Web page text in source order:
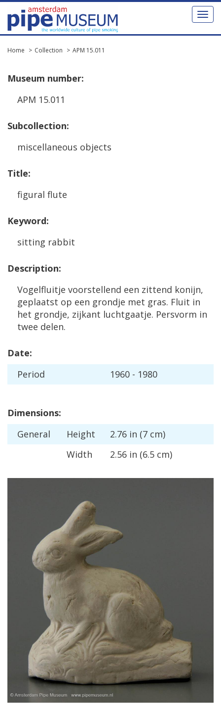
Toggle
Home Collection APM 15.011
Museum number:
APM 15.011
Subcollection:
miscellaneous objects
Title:
figural flute
Keyword:
sitting rabbit
Description:
Vogelfluitje voorstellend een zittend konijn,
geplaatst op een grondje met gras. Fluit in
het grondje, zijkant luchtgaatje. Persvorm in
twee delen.
Date:
Period
1960 - 1980
Dimensions:
General
Height 2.76 in (7 cm)
Width
2.56 in (6.5 cm)